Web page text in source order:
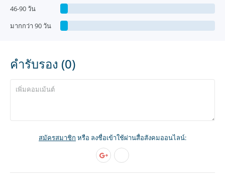
46-90 วัน
มากกว่า 90 วัน
คำรับรอง (0)
สมัครสมาชิก หรือ ลงชื่อเข้าใช้ผ่านสื่อสังคมออนไลน์: